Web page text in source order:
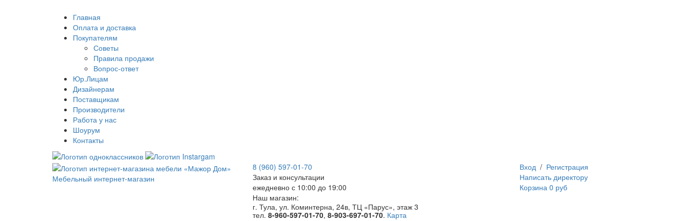
Главная
Оплата и доставка
Покупателям
Советы
Правила продажи
Вопрос-ответ
Юр.Лицам
Дизайнерам
Поставщикам
Производители
Работа у нас
Шоурум
Контакты
Мебельный интернет-магазин
8 (960) 597-01-70
Заказ и консультации
ежедневно с 10:00 до 19:00
Наш магазин:
г. Тула, ул. Коминтерна, 24в, ТЦ «Парус», этаж 3
тел. 8-960-597-01-70, 8-903-697-01-70. Карта
Вход/ Регистрация
Написать директору
Корзина 0 руб